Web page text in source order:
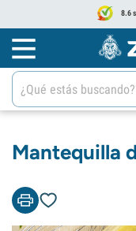
8.6
Mantequilla